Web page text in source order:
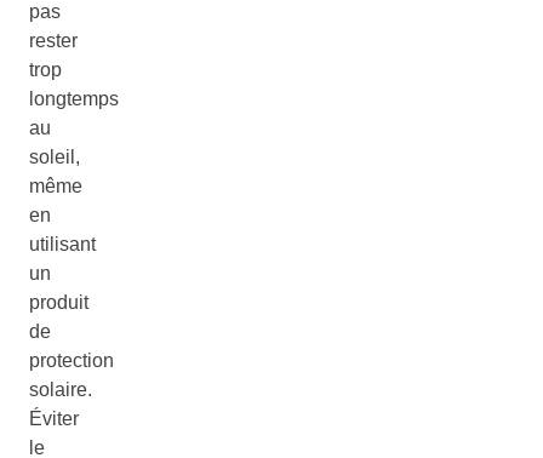
pas
rester
trop
longtemps
au
soleil,
même
en
utilisant
un
produit
de
protection
solaire.
Éviter
le